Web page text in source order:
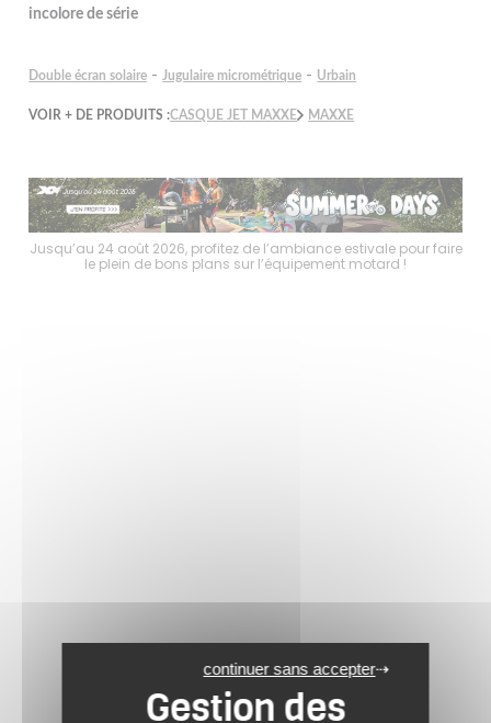
incolore de série
Double écran solaire - Jugulaire micrométrique - Urbain
VOIR + DE PRODUITS :CASQUE JET MAXXE MAXXE
Jusqu’au 24 août 2026, profitez de l’ambiance estivale pour faire
le plein de bons plans sur l’équipement motard !
continuer sans accepter